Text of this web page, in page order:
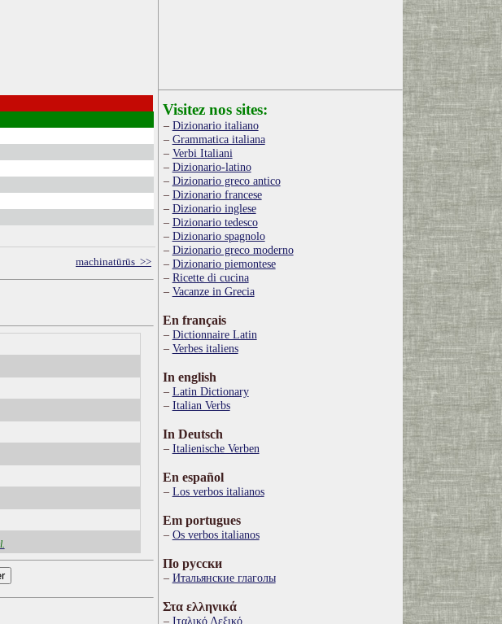
machinatūrūs >>
Visitez nos sites:
Dizionario italiano
Grammatica italiana
Verbi Italiani
Dizionario-latino
Dizionario greco antico
Dizionario francese
Dizionario inglese
Dizionario tedesco
Dizionario spagnolo
Dizionario greco moderno
Dizionario piemontese
Ricette di cucina
Vacanze in Grecia
En français
Dictionnaire Latin
Verbes italiens
In english
Latin Dictionary
Italian Verbs
In Deutsch
Italienische Verben
En español
Los verbos italianos
Em portugues
Os verbos italianos
По русски
Итальянские глаголы
Στα ελληνικά
Ιταλικό Λεξικό